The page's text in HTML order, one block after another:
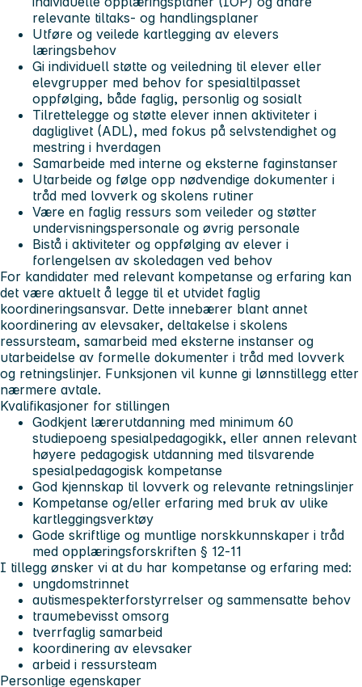
relevante tiltaks- og handlingsplaner
Utføre og veilede kartlegging av elevers
læringsbehov
Gi individuell støtte og veiledning til elever eller
elevgrupper med behov for spesialtilpasset
oppfølging, både faglig, personlig og sosialt
Tilrettelegge og støtte elever innen aktiviteter i
dagliglivet (ADL), med fokus på selvstendighet og
mestring i hverdagen
Samarbeide med interne og eksterne faginstanser
Utarbeide og følge opp nødvendige dokumenter i
tråd med lovverk og skolens rutiner
Være en faglig ressurs som veileder og støtter
undervisningspersonale og øvrig personale
Bistå i aktiviteter og oppfølging av elever i
forlengelsen av skoledagen ved behov
For kandidater med relevant kompetanse og erfaring kan
det være aktuelt å legge til et utvidet faglig
koordineringsansvar. Dette innebærer blant annet
koordinering av elevsaker, deltakelse i skolens
ressursteam, samarbeid med eksterne instanser og
utarbeidelse av formelle dokumenter i tråd med lovverk
og retningslinjer. Funksjonen vil kunne gi lønnstillegg etter
nærmere avtale.
Kvalifikasjoner for stillingen
Godkjent lærerutdanning med minimum 60
studiepoeng spesialpedagogikk, eller annen relevant
høyere pedagogisk utdanning med tilsvarende
spesialpedagogisk kompetanse
God kjennskap til lovverk og relevante retningslinjer
Kompetanse og/eller erfaring med bruk av ulike
kartleggingsverktøy
Gode skriftlige og muntlige norskkunnskaper i tråd
med opplæringsforskriften § 12‑11
I tillegg ønsker vi at du har kompetanse og erfaring med:
ungdomstrinnet
autismespekterforstyrrelser og sammensatte behov
traumebevisst omsorg
tverrfaglig samarbeid
koordinering av elevsaker
arbeid i ressursteam
Personlige egenskaper